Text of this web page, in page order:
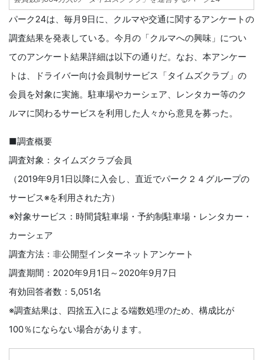
パーク24は、毎月9日に、クルマや交通に関するアンケートの
調査結果を発表している。今月の「クルマへの興味」につい
てのアンケート結果詳細は以下の通りだ。なお、本アンケー
トは、ドライバー向け会員制サービス「タイムズクラブ」の
会員を対象に実施。駐車場やカーシェア、レンタカー等のク
ルマに関わるサービスを利用した人々から意見を募った。
■調査概要
調査対象：タイムズクラブ会員
（2019年9月1日以降に入会し、直近でパーク２４グループの
サービス※を利用された方）
※対象サービス：時間貸駐車場・予約制駐車場・レンタカー・
カーシェア
調査方法：非公開型インターネットアンケート
調査期間：2020年9月1日～2020年9月7日
有効回答者数：5,051名
※調査結果は、四捨五入による端数処理のため、構成比が
100％にならない場合があります。